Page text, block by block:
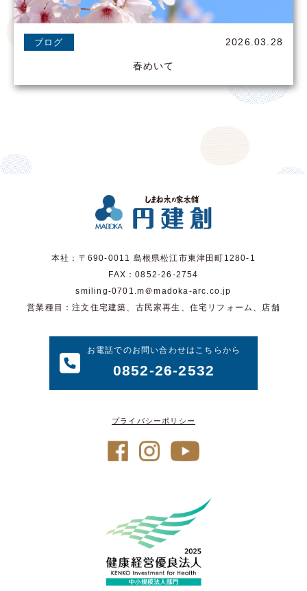
ブログ 2026.03.28
春めいて
本社：〒690-0011 島根県松江市東津田町1280-1
FAX：0852-26-2754
smiling-0701.m＠madoka-arc.co.jp
営業種目：注文住宅建築、古民家再生、住宅リフォーム、店舗
お電話でのお問い合わせはこちらから
0852-26-2532
プライバシーポリシー